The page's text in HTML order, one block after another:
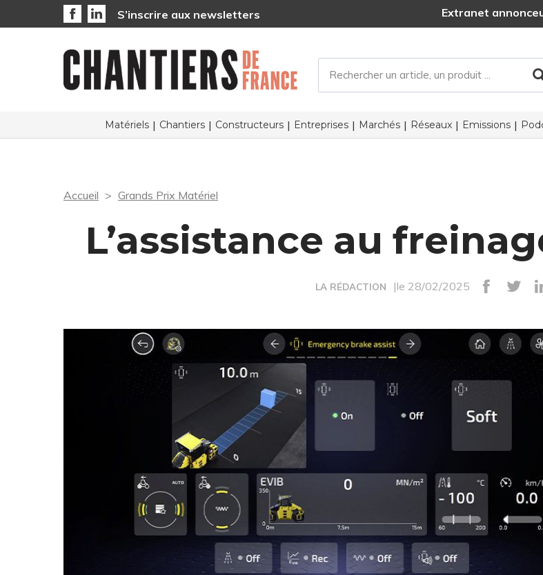
S’inscrire aux newsletters Extranet
Matériels Chantiers Constructeurs Entreprises Marchés Réseaux Emissions
Accueil Grands Prix Matériel
L’assistance au
LA RÉDACTION |le 28/02/2025